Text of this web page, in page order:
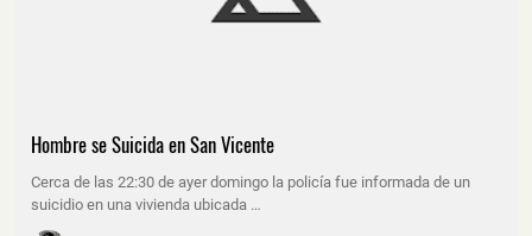
Hombre se Suicida en San Vicente
Cerca de las 22:30 de ayer domingo la policía fue informada de un
suicidio en una vivienda ubicada …